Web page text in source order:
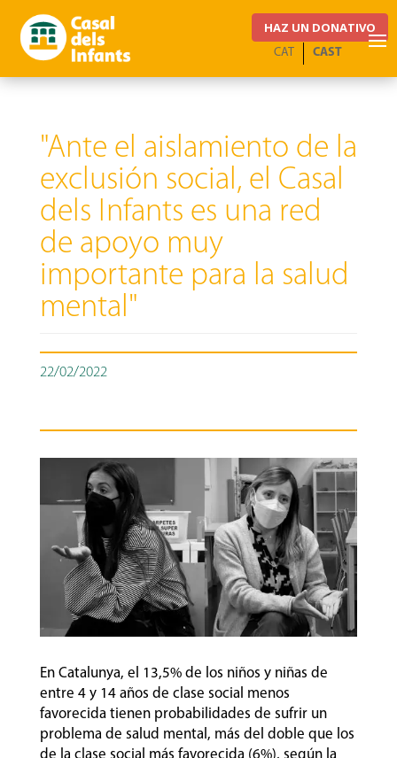
HAZ UN DONATIVO
CAST
CAT
"Ante el aislamiento de la
exclusión social, el Casal
dels Infants es una red
de apoyo muy
importante para la salud
mental"
22/02/2022
En Catalunya, el 13,5% de los niños y niñas de
entre 4 y 14 años de clase social menos
favorecida tienen probabilidades de sufrir un
problema de salud mental, más del doble que los
de la clase social más favorecida (6%), según la